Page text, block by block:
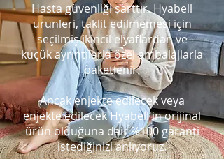
Hasta güvenliği şarttır. Hyabell
ürünleri, taklit edilmemesi için
seçilmiş ikincil elyaflardan ve
küçük ayrıntılarla özel ambalajlarla
paketlenir.
Ancak enjekte edilecek veya
enjekte edilecek Hyabell'in orijinal
ürün olduğuna dair %100 garanti
istediğinizi anlıyoruz.